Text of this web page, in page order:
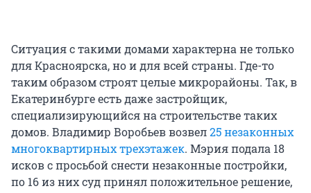
Ситуация с такими домами характерна не только
для Красноярска, но и для всей страны. Где-то
таким образом строят целые микрорайоны. Так, в
Екатеринбурге есть даже застройщик,
специализирующийся на строительстве таких
домов. Владимир Воробьев возвел25 незаконных
многоквартирных трехэтажек. Мэрия подала 18
исков с просьбой снести незаконные постройки,
по 16 из них суд принял положительное решение,